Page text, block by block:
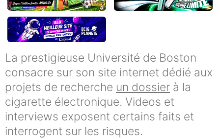
La prestigieuse Université de Boston
consacre sur son site internet dédié aux
projets de recherche un dossier à la
cigarette électronique. Videos et
interviews exposent certains faits et
interrogent sur les risques.